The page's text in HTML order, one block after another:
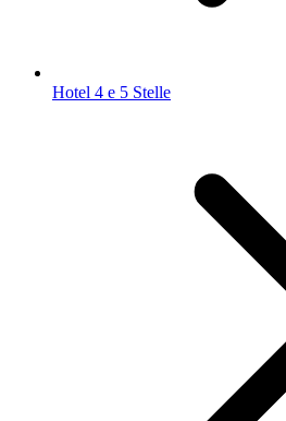
Hotel 4 e 5 Stelle